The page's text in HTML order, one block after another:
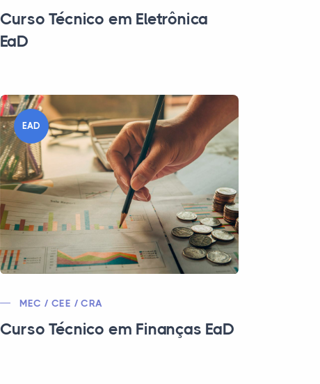
Curso Técnico em Eletrônica
EaD
EAD
MEC / CEE / CRA
Curso Técnico em Finanças EaD